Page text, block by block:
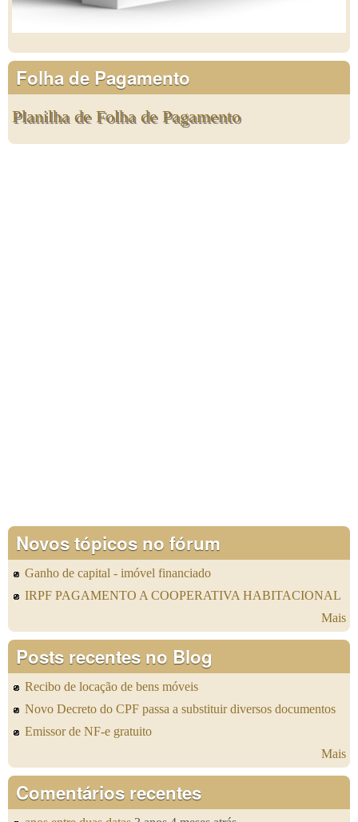
Folha de Pagamento
Planilha de Folha de Pagamento
Novos tópicos no fórum
Ganho de capital - imóvel financiado
IRPF PAGAMENTO A COOPERATIVA HABITACIONAL
Mais
Posts recentes no Blog
Recibo de locação de bens móveis
Novo Decreto do CPF passa a substituir diversos documentos
Emissor de NF-e gratuito
Mais
Comentários recentes